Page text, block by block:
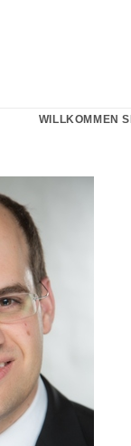
WILLKOMMEN